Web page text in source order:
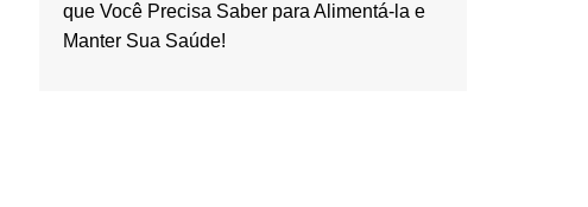
que Você Precisa Saber para Alimentá-la e
Manter Sua Saúde!